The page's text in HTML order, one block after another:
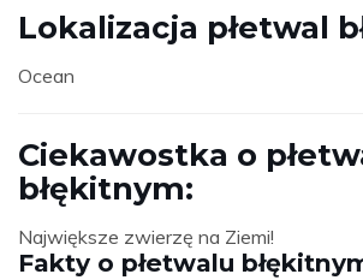
Lokalizacja płetwal
Ocean
Ciekawostka o
błękitnym:
Największe zwierzę na Ziemi!
Fakty o płetwalu